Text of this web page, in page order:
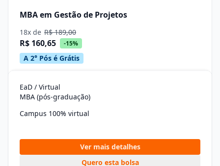
MBA em Gestão de Projetos
18x de R$ 189,00
R$ 160,65 -15%
A 2° Pós é Grátis
EaD / Virtual
MBA (pós-graduação)
Campus 100% virtual
Ver mais detalhes
Quero esta bolsa